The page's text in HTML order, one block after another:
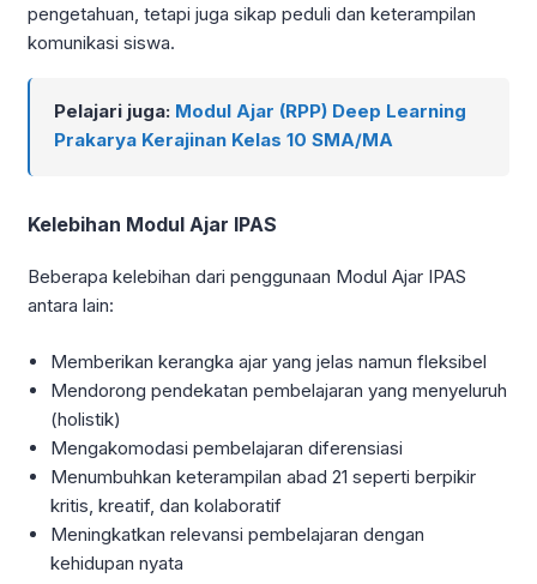
pengetahuan, tetapi juga sikap peduli dan keterampilan
komunikasi siswa.
Pelajari juga: Modul Ajar (RPP) Deep Learning
Prakarya Kerajinan Kelas 10 SMA/MA
Kelebihan Modul Ajar IPAS
Beberapa kelebihan dari penggunaan Modul Ajar IPAS
antara lain:
Memberikan kerangka ajar yang jelas namun fleksibel
Mendorong pendekatan pembelajaran yang menyeluruh
(holistik)
Mengakomodasi pembelajaran diferensiasi
Menumbuhkan keterampilan abad 21 seperti berpikir
kritis, kreatif, dan kolaboratif
Meningkatkan relevansi pembelajaran dengan
kehidupan nyata